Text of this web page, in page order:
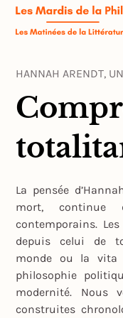
HANNAH ARENDT,
La pensée
mort, continue
contemporains.
depuis celui de
monde ou la vita
philosophie
modernité. Nous
construites